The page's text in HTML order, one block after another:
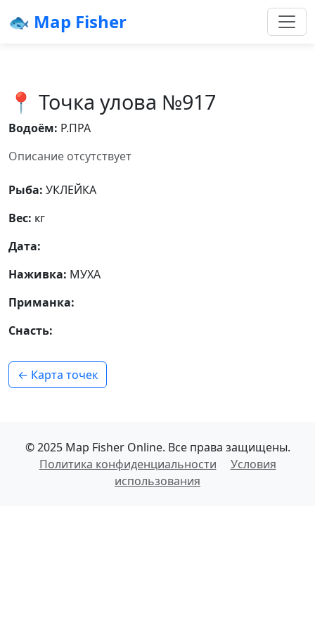
🐟 Map Fisher
📍 Точка улова №917
Водоём: Р.ПРА
Описание отсутствует
Рыба: УКЛЕЙКА
Вес: кг
Дата:
Наживка: МУХА
Приманка:
Снасть:
← Карта точек
© 2025 Map Fisher Online. Все права защищены.
Политика конфиденциальности
Условия
использования